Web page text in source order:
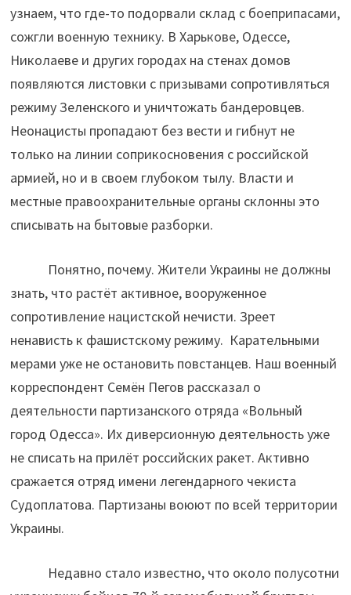
узнаем, что где-то подорвали склад с боеприпасами,
сожгли военную технику. В Харькове, Одессе,
Николаеве и других городах на стенах домов
появляются листовки с призывами сопротивляться
режиму Зеленского и уничтожать бандеровцев.
Неонацисты пропадают без вести и гибнут не
только на линии соприкосновения с российской
армией, но и в своем глубоком тылу. Власти и
местные правоохранительные органы склонны это
списывать на бытовые разборки.
Понятно, почему. Жители Украины не должны
знать, что растёт активное, вооруженное
сопротивление нацистской нечисти. Зреет
ненависть к фашистскому режиму. Карательными
мерами уже не остановить повстанцев. Наш военный
корреспондент Семён Пегов рассказал о
деятельности партизанского отряда «Вольный
город Одесса». Их диверсионную деятельность уже
не списать на прилёт российских ракет. Активно
сражается отряд имени легендарного чекиста
Судоплатова. Партизаны воюют по всей территории
Украины.
Недавно стало известно, что около полусотни